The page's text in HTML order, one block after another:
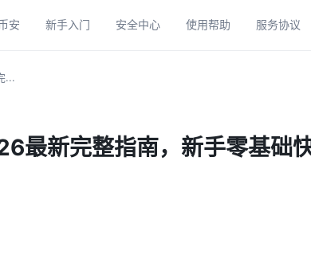
安 新手入门 安全中心 使用帮助 服务协议
...
最新完整指南，新手零基础